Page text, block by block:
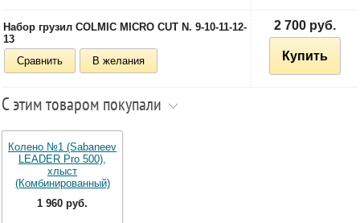
Набор грузил COLMIC MICRO CUT N. 9-10-11-12-
13
Сравнить
В желания
2 700 руб.
Купить
С этим товаром покупали
Колено №1 (Sabaneev
LEADER Pro 500),
хлыст
(Комбинированный)
1 960 руб.